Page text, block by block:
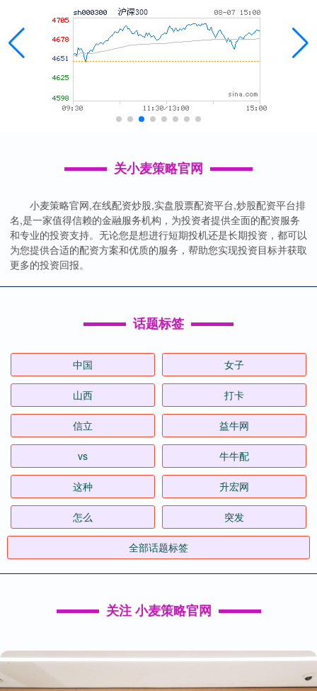
关小麦策略官网
小麦策略官网,在线配资炒股,实盘股票配资平台,炒股配资平台排
名,是一家值得信赖的金融服务机构，为投资者提供全面的配资服务
和专业的投资支持。无论您是想进行短期投机还是长期投资，都可以
为您提供合适的配资方案和优质的服务，帮助您实现投资目标并获取
更多的投资回报。
话题标签
中国 女子
山西 打卡
信立 益牛网
vs 牛牛配
这种 升宏网
怎么 突发
全部话题标签
关注 小麦策略官网